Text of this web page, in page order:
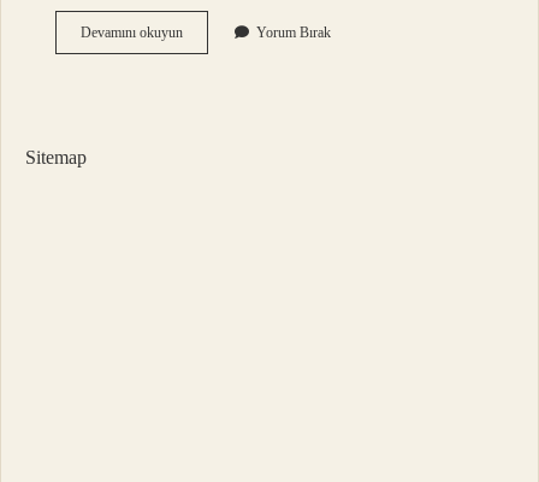
Devamını okuyunWhy
Is
Yorum Bırak
Sitemap